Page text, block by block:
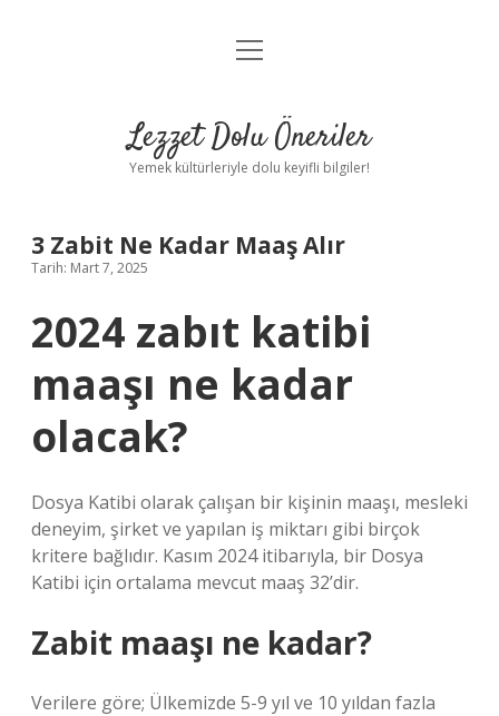
Anasayfa
Yasal Uyarı
menüyü
Lezzet Dolu Öneriler
Yemek kültürleriyle dolu keyifli bilgiler!
3 Zabit Ne Kadar Maaş Alır
Tarih: Mart 7, 2025
2024 zabıt katibi
maaşı ne kadar
olacak?
Dosya Katibi olarak çalışan bir kişinin maaşı, mesleki
deneyim, şirket ve yapılan iş miktarı gibi birçok
kritere bağlıdır. Kasım 2024 itibarıyla, bir Dosya
Katibi için ortalama mevcut maaş 32’dir.
Zabit maaşı ne kadar?
Verilere göre; Ülkemizde 5-9 yıl ve 10 yıldan fazla